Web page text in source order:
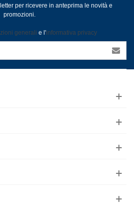
per ricevere in anteprima le novità e
promozioni.
generali e l'informativa privacy